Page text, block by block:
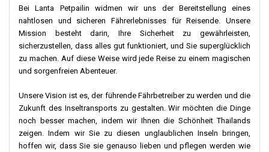
Ära des chinesischen Handels, der hier einst florierte,
widerspiegeln. Für Besucher, die ein Stück von Koh Lantas
Essenz mit nach Hause nehmen möchten, bieten diese lokalen
Geschäfte die perfekten Andenken an das tief verwurzelte Erbe
der Insel.
chinesischer Tempel, dessen aufwendige Gestaltung ein Zeugnis
für Koh Lantas reiche Kultur ist. Er ist ein stiller Zeuge der
Handelsgeschichte der Insel mit China, einer Zeit, in der Schiffe,
beladen mit Gewürzen und Seide, vor der Küste von Koh Lanta
vor Anker gingen.
Bei Lanta Petpailin widmen wir uns der Bereitstellung eines
nahtlosen und sicheren Fährerlebnisses für Reisende. Unsere
Mission besteht darin, Ihre Sicherheit zu gewährleisten,
sicherzustellen, dass alles gut funktioniert, und Sie superglücklich
zu machen. Auf diese Weise wird jede Reise zu einem magischen
und sorgenfreien Abenteuer.
Unsere Vision ist es, der führende Fährbetreiber zu werden und die
Zukunft des Inseltransports zu gestalten. Wir möchten die Dinge
noch besser machen, indem wir Ihnen die Schönheit Thailands
zeigen. Indem wir Sie zu diesen unglaublichen Inseln bringen,
hoffen wir, dass Sie sie genauso lieben und pflegen werden wie